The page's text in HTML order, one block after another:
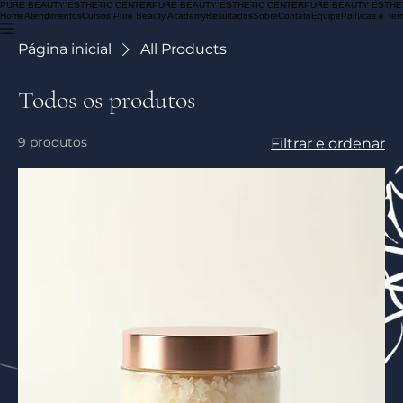
PURE BEAUTY ESTHETIC CENTER
HomeAtendimentosCursos Pure Beauty AcademyResultadosSobreContatoEquipePolíticas e
Página inicial All Products
Todos os produtos
9 produtos Filtrar e ordenar